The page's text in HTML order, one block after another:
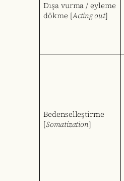
Dışa vurma / eyleme
dökme [Acting out]
Bedenselleştirme
[Somatization]